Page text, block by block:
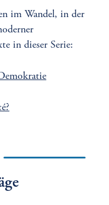
im Wandel, in der
in dieser Serie: